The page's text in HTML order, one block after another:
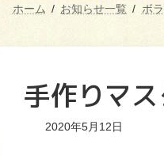
ホーム お知らせ一覧 ボ
手作りマ
2020年5月12日